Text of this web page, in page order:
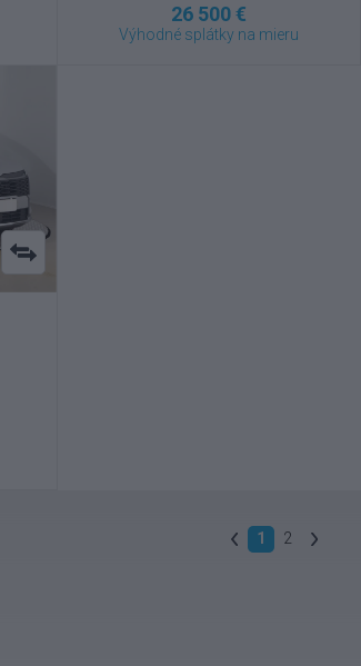
26 500 €
Výhodné splátky na mieru
1 2